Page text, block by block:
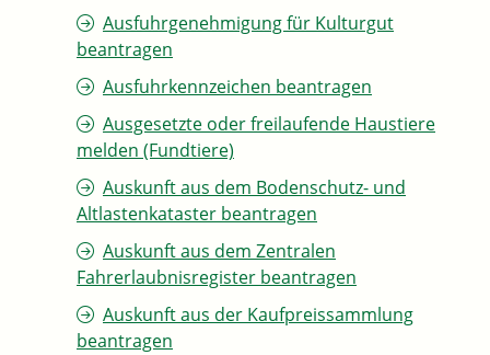
Ausfuhrgenehmigung für Kulturgut
beantragen
Ausfuhrkennzeichen beantragen
Ausgesetzte oder freilaufende Haustiere
melden (Fundtiere)
Auskunft aus dem Bodenschutz- und
Altlastenkataster beantragen
Auskunft aus dem Zentralen
Fahrerlaubnisregister beantragen
Auskunft aus der Kaufpreissammlung
beantragen